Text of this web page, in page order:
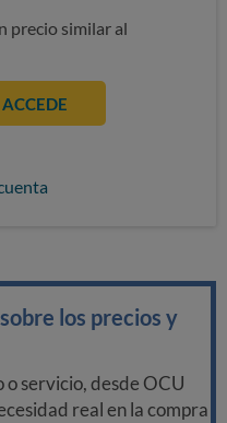
precio similar al
los precios y
servicio, desde OCU
real en la compra